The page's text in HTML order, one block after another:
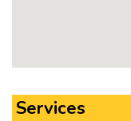
Services